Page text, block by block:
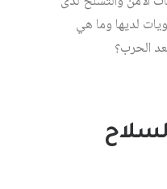
لديها وما هي
الحرب؟